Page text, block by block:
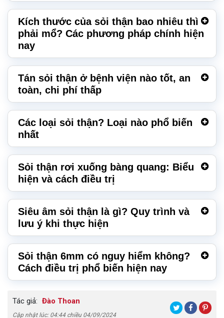
Kích thước của sỏi thận bao nhiêu thì
phải mổ? Các phương pháp chính hiện
nay
Tán sỏi thận ở bệnh viện nào tốt, an
toàn, chi phí thấp
Các loại sỏi thận? Loại nào phổ biến
nhất
Sỏi thận rơi xuống bàng quang: Biểu
hiện và cách điều trị
Siêu âm sỏi thận là gì? Quy trình và
lưu ý khi thực hiện
Sỏi thận 6mm có nguy hiểm không?
Cách điều trị phổ biến hiện nay
Tác giả: Đào Thoan
Cập nhật lúc: 04:44 chiều 04/09/2024